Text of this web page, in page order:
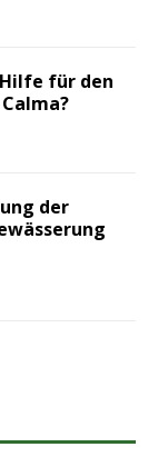
für den
der